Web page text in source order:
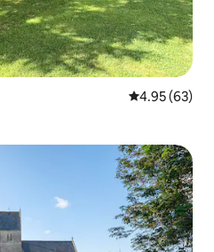
平均评分
4.95 (63)